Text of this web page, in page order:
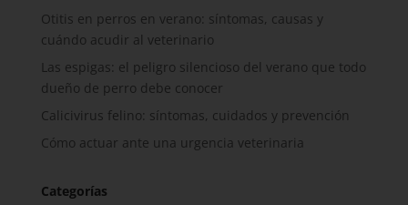
Otitis en perros en verano: síntomas, causas y
cuándo acudir al veterinario
Las espigas: el peligro silencioso del verano que todo
dueño de perro debe conocer
Calicivirus felino: síntomas, cuidados y prevención
Cómo actuar ante una urgencia veterinaria
Categorías